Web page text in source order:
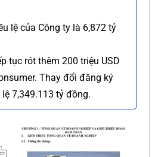
lệ của Công ty là 6,872 tỷ
tục rót thêm 200 triệu USD
Thay đổi đăng ký
7,349.113 tỷ đồng.